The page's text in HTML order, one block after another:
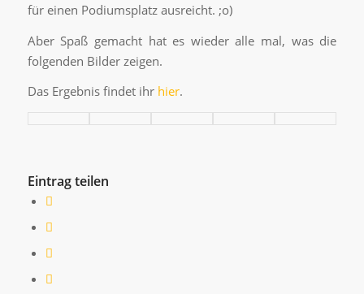
für einen Podiumsplatz ausreicht. ;o)
Aber Spaß gemacht hat es wieder alle mal, was die
folgenden Bilder zeigen.
Das Ergebnis findet ihr hier.
Eintrag teilen